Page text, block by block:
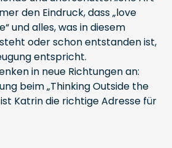
den Eindruck, dass „love
und alles, was in diesem
oder schon entstanden ist,
entspricht.
in neue Richtungen an:
beim „Thinking Outside the
Katrin die richtige Adresse für